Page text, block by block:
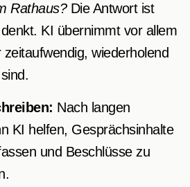
Rathaus?Die Antwort ist
KI übernimmt vor allem
wiederholend
Nach langen
KI helfen, Gesprächsinhalte
und Beschlüsse zu